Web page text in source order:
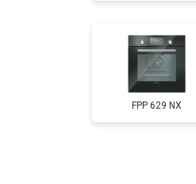
FPP 629 NX